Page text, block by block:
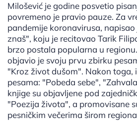
Milošević je godine posvetio
povremeno je pravio pauze. Za
pandemije koronavirusa, napisao
znaš", koju je recitovao Tarik
brzo postala popularna u
objavio je svoju prvu zbirku
"Kroz život dušom". Nakon toga,
pesama: "Pobeda sebe",
knjige su objavljene pod
"Poezija života", a promovisane
pesničkim večerima širom